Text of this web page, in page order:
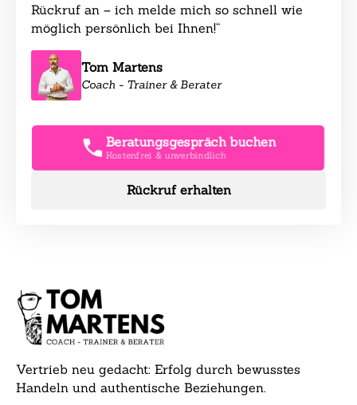
Rückruf an – ich melde mich so schnell wie
möglich persönlich bei Ihnen!“
Tom Martens
Coach - Trainer & Berater
Beratungsgespräch buchen
Kostenfrei & unverbindlich
Rückruf erhalten
Vertrieb neu gedacht: Erfolg durch bewusstes
Handeln und authentische Beziehungen.